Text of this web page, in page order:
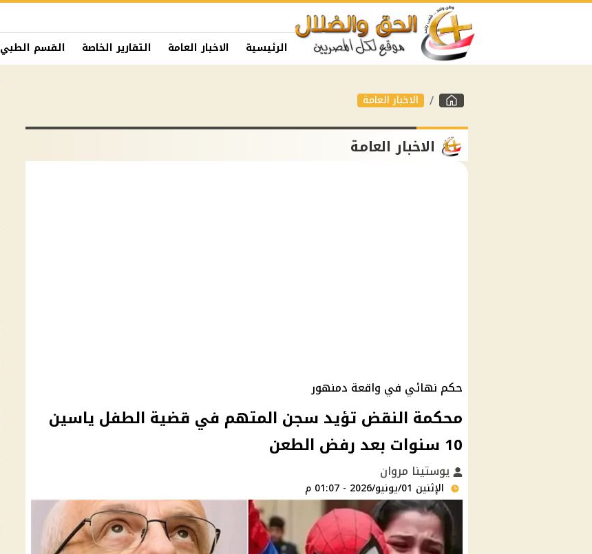
الرئيسية الاخبار العامة التقارير الخاصة القسم الطبي
الاخبار العامة
الاخبار العامة
حكم نهائي في واقعة دمنهور
محكمة النقض تؤيد سجن المتهم في قضية الطفل ياسين
10 سنوات بعد رفض الطعن
يوستينا مروان
الإثنين 01/يونيو/2026 - 01:07 م